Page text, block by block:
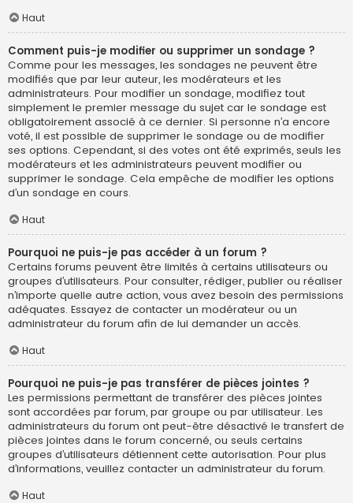
Haut
Comment puis-je modifier ou supprimer un sondage ?
Comme pour les messages, les sondages ne peuvent être
modifiés que par leur auteur, les modérateurs et les
administrateurs. Pour modifier un sondage, modifiez tout
simplement le premier message du sujet car le sondage est
obligatoirement associé à ce dernier. Si personne n’a encore
voté, il est possible de supprimer le sondage ou de modifier
ses options. Cependant, si des votes ont été exprimés, seuls les
modérateurs et les administrateurs peuvent modifier ou
supprimer le sondage. Cela empêche de modifier les options
d’un sondage en cours.
Haut
Pourquoi ne puis-je pas accéder à un forum ?
Certains forums peuvent être limités à certains utilisateurs ou
groupes d’utilisateurs. Pour consulter, rédiger, publier ou réaliser
n’importe quelle autre action, vous avez besoin des permissions
adéquates. Essayez de contacter un modérateur ou un
administrateur du forum afin de lui demander un accès.
Haut
Pourquoi ne puis-je pas transférer de pièces jointes ?
Les permissions permettant de transférer des pièces jointes
sont accordées par forum, par groupe ou par utilisateur. Les
administrateurs du forum ont peut-être désactivé le transfert de
pièces jointes dans le forum concerné, ou seuls certains
groupes d’utilisateurs détiennent cette autorisation. Pour plus
d’informations, veuillez contacter un administrateur du forum.
Haut